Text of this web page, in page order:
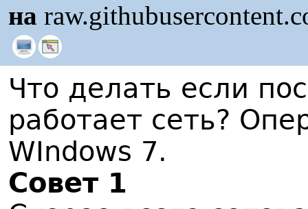
на
Что делать если
работает сеть?
WIndows 7.
Совет 1